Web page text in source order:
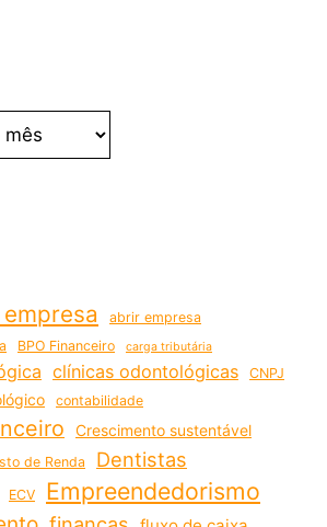
abrir empresa
BPO Financeiro carga tributária
clínicas odontológicas CNPJ
contabilidade
Crescimento sustentável
de Renda Dentistas
ECV Empreendedorismo